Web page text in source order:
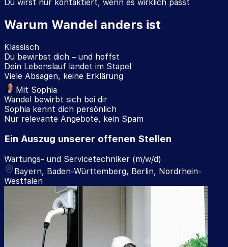
Du wirst nur kontaktiert, wenn es wirklich passt
Warum Wandel anders ist
Klassisch
Du bewirbst dich – und hoffst
Dein Lebenslauf landet im Stapel
Viele Absagen, keine Erklärung
Mit Sophia
Wandel bewirbt sich bei dir
Sophia kennt dich persönlich
Nur relevante Angebote, kein Spam
Ein Auszug unserer offenen Stellen
Wartungs- und Servicetechniker (m/w/d)
Bayern, Baden-Württemberg, Berlin, Nordrhein-
Westfalen